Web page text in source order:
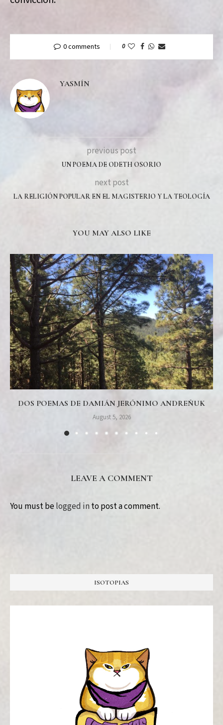
0 comments 0
YASMÍN
previous post
UN POEMA DE ODETH OSORIO
next post
LA RELIGIÓN POPULAR EN EL MAGISTERIO Y LA TEOLOGÍA
YOU MAY ALSO LIKE
DOS POEMAS DE DAMIÁN JERÓNIMO ANDREÑUK
August 5, 2026
LEAVE A COMMENT
You must belogged into post a comment.
ISOTOPIAS